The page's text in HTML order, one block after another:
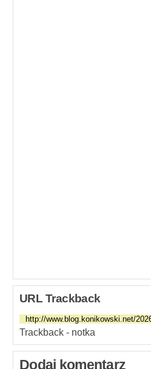
URL Trackback
Trackback - notka
Dodaj komentarz